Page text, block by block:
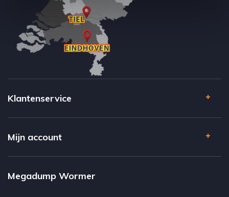
Klantenservice
Mijn account
Megadump Wormer